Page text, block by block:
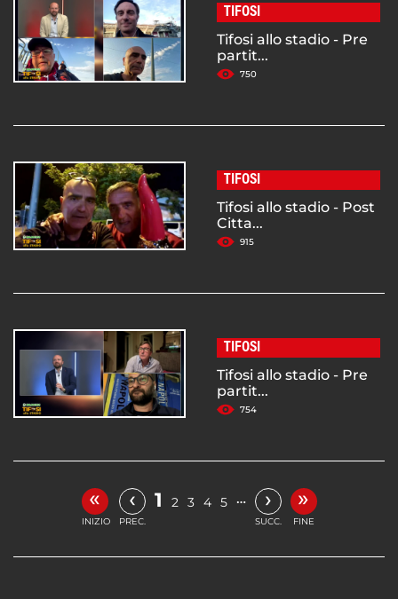
TIFOSI
Tifosi allo stadio - Pre
partit...
750
TIFOSI
Tifosi allo stadio - Post
Citta...
915
TIFOSI
Tifosi allo stadio - Pre
partit...
754
«
INIZIO
‹
PREC.
1 2 3 4 5 … ›
SUCC.
»
FINE